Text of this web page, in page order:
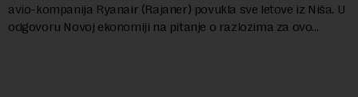
avio-kompanija Ryanair (Rajaner) povukla sve letove iz Niša. U
odgovoru Novoj ekonomiji na pitanje o razlozima za ovo